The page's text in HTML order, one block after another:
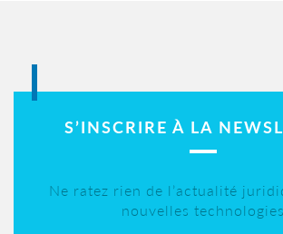
S’INSCRIRE À LA
Ne ratez rien de l’actualité
nouvelles technologies